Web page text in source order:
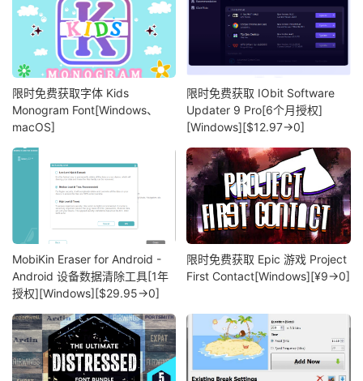
限时免费获取字体 Kids
Monogram Font[Windows、
macOS]
限时免费获取 IObit Software
Updater 9 Pro[6个月授权]
[Windows][$12.97→0]
MobiKin Eraser for Android -
Android 设备数据清除工具[1年
授权][Windows][$29.95→0]
限时免费获取 Epic 游戏 Project
First Contact[Windows][¥9→0]